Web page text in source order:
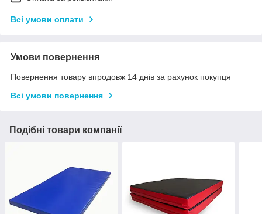
Всі умови оплати
Умови повернення
Повернення товару впродовж 14 днів за рахунок покупця
Всі умови повернення
Подібні товари компанії